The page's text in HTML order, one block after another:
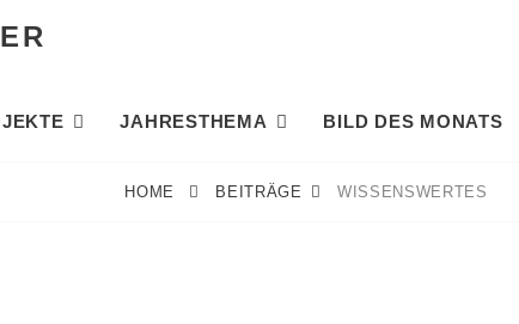
JAHRESTHEMA BILD DES MONATS
HOME BEITRÄGE WISSENSWERTES